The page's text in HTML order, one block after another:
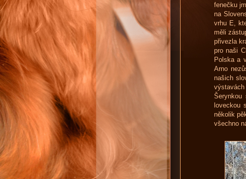
fenečku
na
vrhu E,
měli
přivezla
pro naši
Polska a
Arno
našich
loveckou
několik
všechno